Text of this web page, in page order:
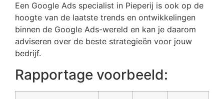
Een Google Ads specialist in Pieperij is ook op de
hoogte van de laatste trends en ontwikkelingen
binnen de Google Ads-wereld en kan je daarom
adviseren over de beste strategieën voor jouw
bedrijf.
Rapportage voorbeeld: